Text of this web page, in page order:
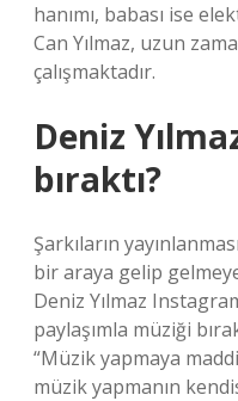
hanımı, babası ise
Can Yılmaz, uzun
çalışmaktadır.
Deniz
bıraktı?
Şarkıların
bir araya gelip
Deniz Yılmaz
paylaşımla müziği
“Müzik yapmaya
müzik yapmanın